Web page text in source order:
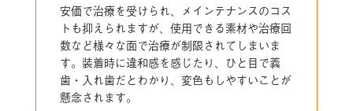
安価で治療を受けられ、メインテナンスのコス
トも抑えられますが、使用できる素材や治療回
数など様々な面で治療が制限されてしまいま
す。装着時に違和感を感じたり、ひと目で義
歯・入れ歯だとわかり、変色もしやすいことが
懸念されます。